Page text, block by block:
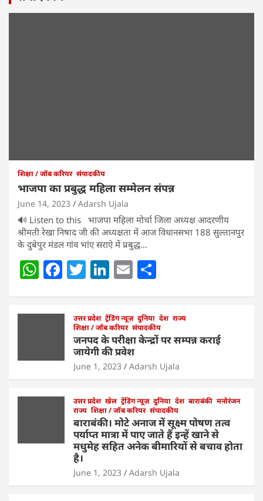
शिक्षा / जॉब करियर संपादकीय
भाजपा का प्रबुद्ध महिला सम्मेलन संपन्न
June 14, 2023 Adarsh Ujala
🔊 Listen to this भाजपा महिला मोर्चा जिला अध्यक्ष आदरणीय
श्रीमती रेखा निषाद जी की अध्यक्षता में आज विधानसभा 188 सुल्तानपुर
के दुबेपुर मंडल गांव भांए सराऐ में प्रबुद्ध…
W
at
p
p
F
c
b
o
o
k
T
er
Li
e
dI
n
E
l e
उत्तर प्रदेश ट्रेंडिंग न्यूज़ दुनिया देश राज्य
शिक्षा / जॉब करियर संपादकीय
जनपद के परीक्षा केन्द्रों पर सम्पन्न कराई
जायेगी की प्रवेश
June 1, 2023 Adarsh Ujala
उत्तर प्रदेश खेल ट्रेंडिंग न्यूज़ दुनिया देश बाराबंकी मनोरंजन
राज्य शिक्षा / जॉब करियर संपादकीय
बाराबंकी। मोटे अनाज में सूक्ष्म पोषण तत्व
पर्याप्त मात्रा में पाए जाते हैं इन्हें खाने से
मधुमेह सहित अनेक बीमारियों से बचाव होता
है।
June 1, 2023 Adarsh Ujala